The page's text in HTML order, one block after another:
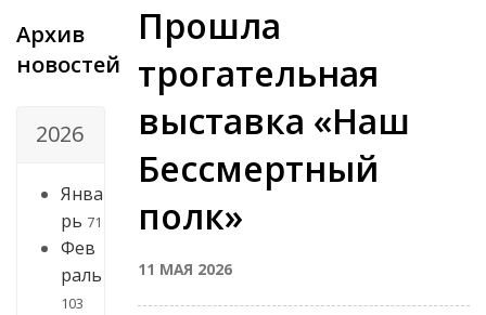
Архив
новостей
2026
Янва
рь 71
Фев
раль
103
Прошла
трогательная
выставка «Наш
Бессмертный
полк»
11 МАЯ 2026